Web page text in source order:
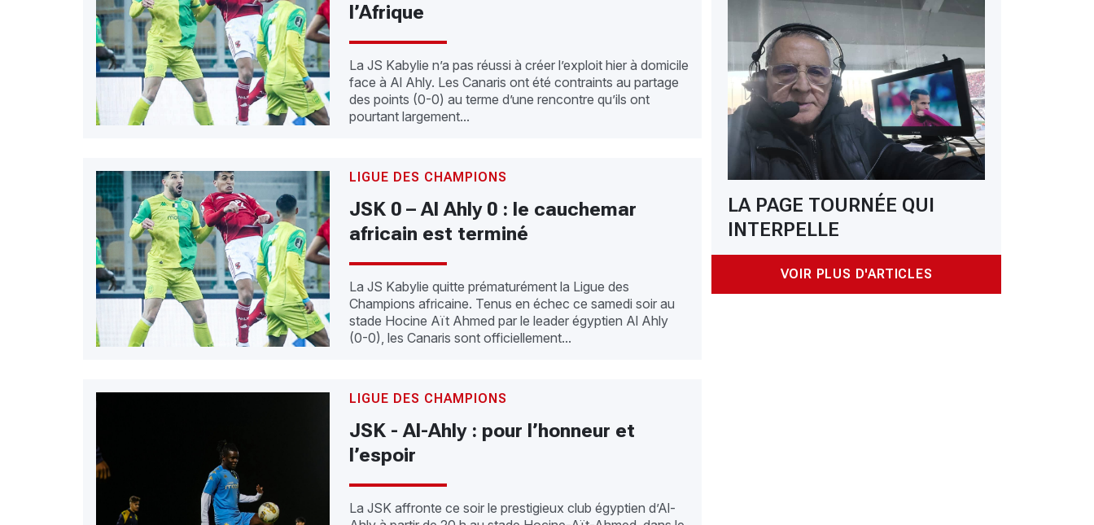
LA PAGE TOURNÉE QUI
INTERPELLE
VOIR PLUS D'ARTICLES
l’Afrique
La JS Kabylie n’a pas réussi à créer l’exploit hier à domicile
face à Al Ahly. Les Canaris ont été contraints au partage
des points (0-0) au terme d’une rencontre qu’ils ont
pourtant largement...
LIGUE DES CHAMPIONS
JSK 0 – Al Ahly 0 : le cauchemar
africain est terminé
La JS Kabylie quitte prématurément la Ligue des
Champions africaine. Tenus en échec ce samedi soir au
stade Hocine Aït Ahmed par le leader égyptien Al Ahly
(0-0), les Canaris sont officiellement...
LIGUE DES CHAMPIONS
JSK - Al-Ahly : pour l’honneur et
l’espoir
La JSK affronte ce soir le prestigieux club égyptien d’Al-